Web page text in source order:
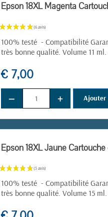
Epson 18XL Magenta
100% testé - Compatibilité
très bonne qualité. Volume 11
€ 7,00
− + Ajouter
Epson 18XL Jaune
100% testé - Compatibilité
très bonne qualité. Volume 15